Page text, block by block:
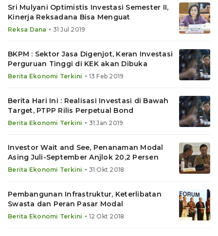
Sri Mulyani Optimistis Investasi Semester II,
Kinerja Reksadana Bisa Menguat
Reksa Dana • 31 Jul 2019
BKPM : Sektor Jasa Digenjot, Keran Investasi
Perguruan Tinggi di KEK akan Dibuka
Berita Ekonomi Terkini • 13 Feb 2019
Berita Hari Ini : Realisasi Investasi di Bawah
Target, PTPP Rilis Perpetual Bond
Berita Ekonomi Terkini • 31 Jan 2019
Investor Wait and See, Penanaman Modal
Asing Juli-September Anjlok 20,2 Persen
Berita Ekonomi Terkini • 31 Okt 2018
Pembangunan Infrastruktur, Keterlibatan
Swasta dan Peran Pasar Modal
Berita Ekonomi Terkini • 12 Okt 2018